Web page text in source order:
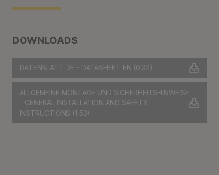
DOWNLOADS
DATENBLATT DE - DATASHEET EN (0.32)
ALLGEMEINE MONTAGE UND SICHERHEITSHINWEISE
– GENERAL INSTALLATION AND SAFETY
INSTRUCTIONS (1.53)